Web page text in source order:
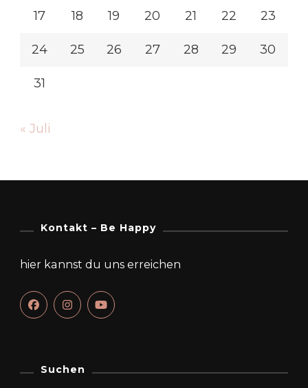
17 18 19 20 21 22 23
24 25 26 27 28 29 30
31
« Juli
Kontakt – Be Happy
hier kannst du uns erreichen
Suchen